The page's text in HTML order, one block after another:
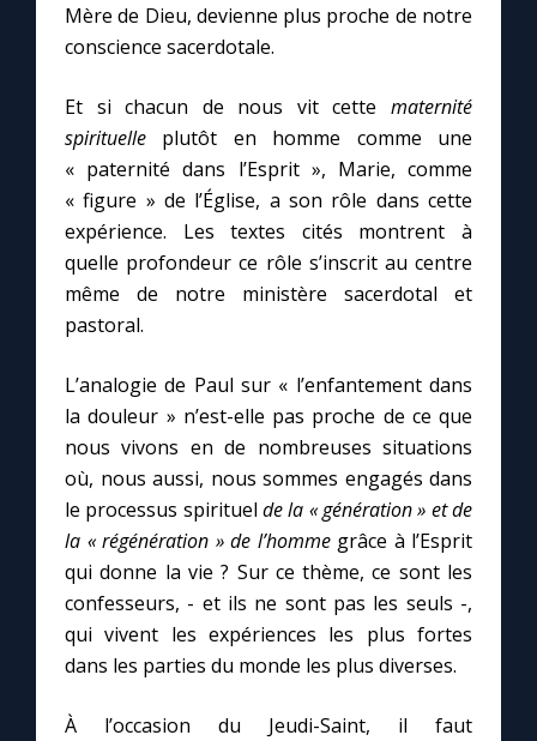
Marie qui défait les nœuds
Me consacrer à Jésus par Marie
Mes intentions de prière
Une Minute avec Marie
Une neuvaine
À la une
1000 Raisons de Croire
Chapelet pour le monde
Contact
Faire un don
Marie de Nazareth
Mère de Dieu, devienne plus proche de notre
conscience sacerdotale.
Et si chacun de nous vit cette maternité
spirituelle plutôt en homme comme une
« paternité dans l’Esprit », Marie, comme
« figure » de l’Église, a son rôle dans cette
expérience. Les textes cités montrent à
quelle profondeur ce rôle s’inscrit au centre
même de notre ministère sacerdotal et
pastoral.
L’analogie de Paul sur « l’enfantement dans
la douleur » n’est-elle pas proche de ce que
nous vivons en de nombreuses situations
où, nous aussi, nous sommes engagés dans
le processus spirituel de la « génération » et de
la « régénération » de l’hommegrâce à l’Esprit
qui donne la vie ? Sur ce thème, ce sont les
confesseurs, - et ils ne sont pas les seuls -,
qui vivent les expériences les plus fortes
dans les parties du monde les plus diverses.
À l’occasion du Jeudi-Saint, il faut